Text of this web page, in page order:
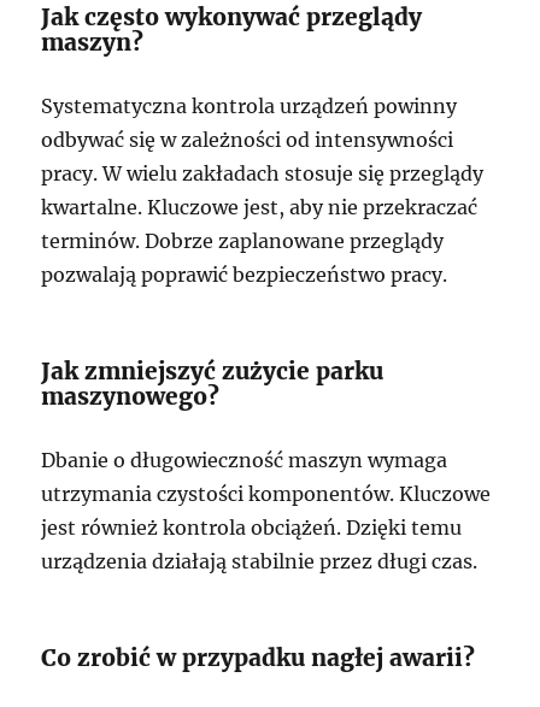
Jak często wykonywać przeglądy
maszyn?
Systematyczna kontrola urządzeń powinny
odbywać się w zależności od intensywności
pracy. W wielu zakładach stosuje się przeglądy
kwartalne. Kluczowe jest, aby nie przekraczać
terminów. Dobrze zaplanowane przeglądy
pozwalają poprawić bezpieczeństwo pracy.
Jak zmniejszyć zużycie parku
maszynowego?
Dbanie o długowieczność maszyn wymaga
utrzymania czystości komponentów. Kluczowe
jest również kontrola obciążeń. Dzięki temu
urządzenia działają stabilnie przez długi czas.
Co zrobić w przypadku nagłej awarii?